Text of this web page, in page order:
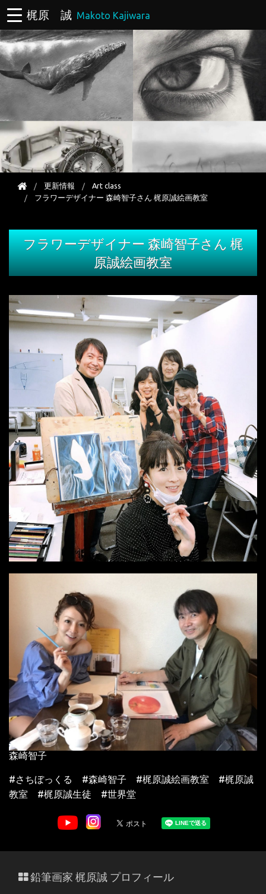
梶原 誠 Makoto Kajiwara
更新情報
Art class
フラワーデザイナー 森崎智子さん 梶原誠絵画教室
フラワーデザイナー 森崎智子さん 梶
原誠絵画教室
森崎智子
#さちぼっくる #森崎智子 #梶原誠絵画教室 #梶原誠
教室 #梶原誠生徒 #世界堂
鉛筆画家 梶原誠 プロフィール